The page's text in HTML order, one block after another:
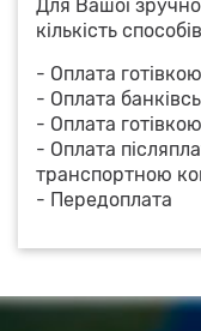
Для Вашої
кількість
- Оплата
- Оплата
- Оплата
- Оплата
транспортною
- Передоплата